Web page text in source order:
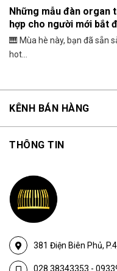
Những mẫu đàn organ
hợp cho người mới bắt
🎹 Mùa hè này, bạn đã sẵn
hot...
KÊNH BÁN HÀNG
381 Điện Biên Phủ,
028.38343353 -
THÔNG TIN